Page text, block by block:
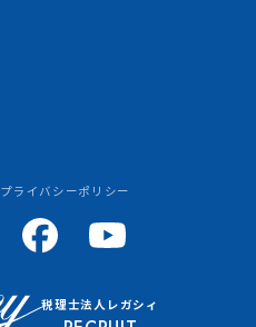
プライバシーポリシー
税理士法人レガシィ